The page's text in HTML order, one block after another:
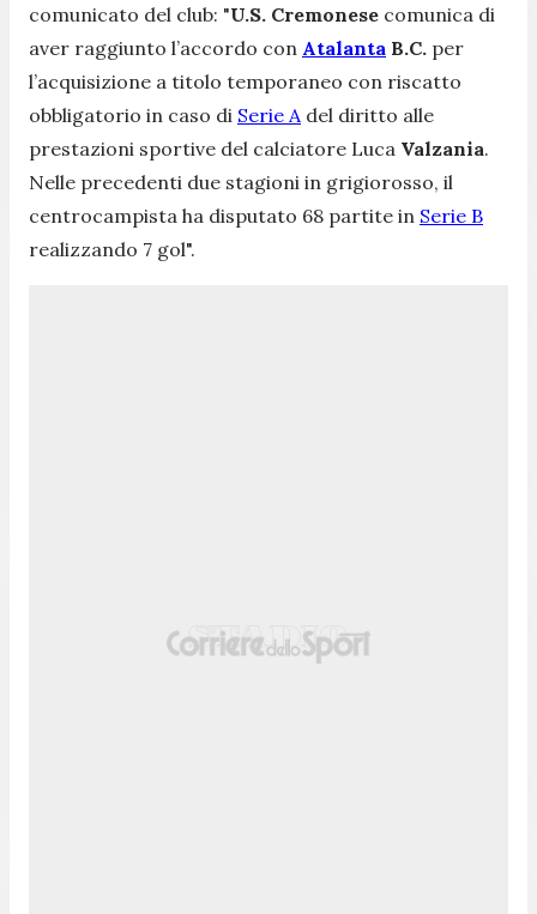
comunicato del club: "U.S. Cremonese comunica di
aver raggiunto l’accordo con Atalanta B.C. per
l’acquisizione a titolo temporaneo con riscatto
obbligatorio in caso di Serie A del diritto alle
prestazioni sportive del calciatore Luca Valzania.
Nelle precedenti due stagioni in grigiorosso, il
centrocampista ha disputato 68 partite in Serie B
realizzando 7 gol".